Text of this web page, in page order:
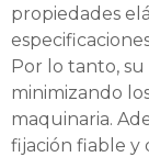
propiedades
Por lo tanto,
minimizando
maquinaria.
fijación fiable y